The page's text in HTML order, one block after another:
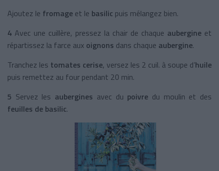
Ajoutez le fromage et le basilic puis mélangez bien.
4 Avec une cuillère, pressez la chair de chaque aubergine et
répartissez la farce aux oignons dans chaque aubergine.
Tranchez les tomates cerise, versez les 2 cuil. à soupe d’huile
puis remettez au four pendant 20 min.
5 Servez les aubergines avec du poivre du moulin et des
feuilles de basilic.